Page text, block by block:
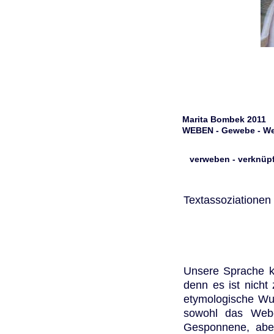
Marita Bombek 2011
WEBEN - Gewebe -
verweben -
Unsere Sprache
denn es ist nicht
etymologische
sowohl das
Gesponnene,